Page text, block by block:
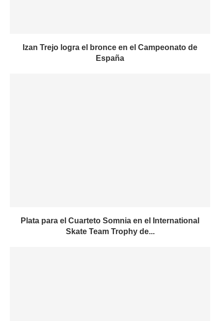
Izan Trejo logra el bronce en el Campeonato de
España
Plata para el Cuarteto Somnia en el International
Skate Team Trophy de...